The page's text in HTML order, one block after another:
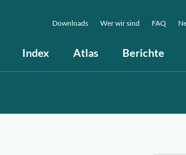
Index Atlas Berichte
Downloads Wer wir sind FAQ